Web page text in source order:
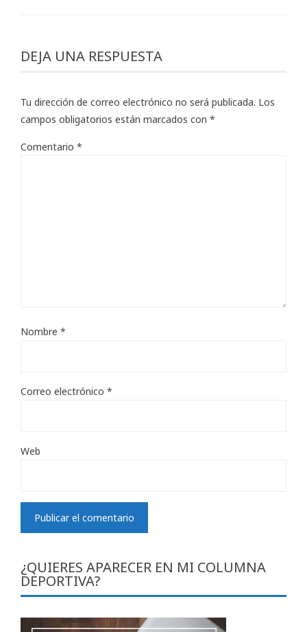
DEJA UNA RESPUESTA
Tu dirección de correo electrónico no será publicada. Los
campos obligatorios están marcados con *
Comentario *
Nombre *
Correo electrónico *
Web
¿QUIERES APARECER EN MI COLUMNA
DEPORTIVA?